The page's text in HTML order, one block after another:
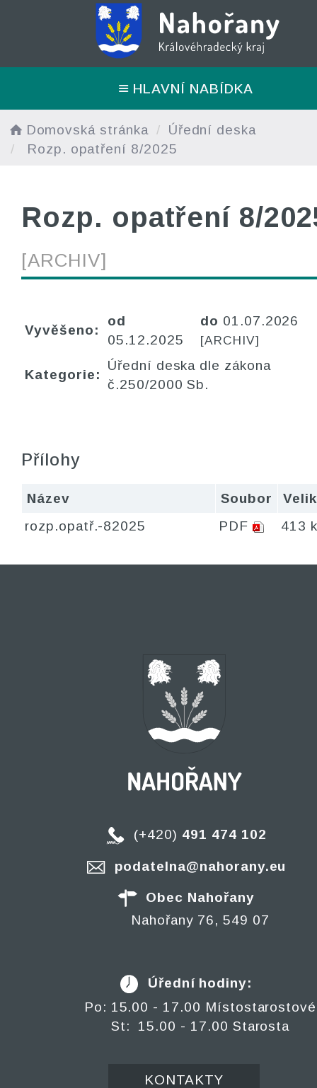
HLAVNÍ NABÍDKA
Domovská stránka
Úřední deska
Rozp. opatření 8/2025
Rozp. opatření 8/
[ARCHIV]
Vyvěšeno:
od
05.12.2025
do 01.07.2026
[ARCHIV]
Kategorie:
Úřední deska dle zákona
č.250/2000 Sb.
Přílohy
Název Soubor
rozp.opatř.-82025
PDF 413
(+420) 491 474 102
podatelna@nahorany.eu
Obec Nahořany
Nahořany 76, 549 07
Úřední hodiny:
Po: 15.00 - 17.00 Místostarostové
St: 15.00 - 17.00 Starosta
KONTAKTY